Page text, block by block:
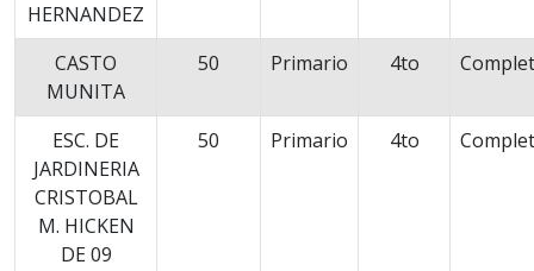
HERNANDEZ
CASTO
MUNITA
50 Primario 4to
ESC. DE
JARDINERIA
CRISTOBAL
M. HICKEN
DE 09
50 Primario 4to